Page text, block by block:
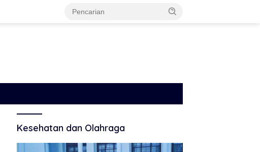
Kesehatan dan Olahraga